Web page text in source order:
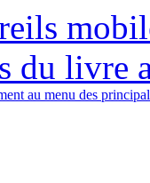
du livre
au menu des